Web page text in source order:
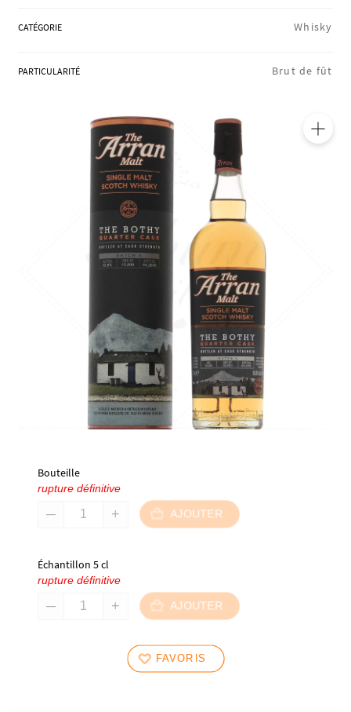
CATÉGORIE Whisky
PARTICULARITÉ Brut de fût
Bouteille
rupture définitive
AJOUTER
Échantillon 5 cl
rupture définitive
AJOUTER
FAVORIS